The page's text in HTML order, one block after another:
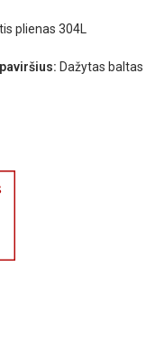
plienas 304L
Dažytas baltas